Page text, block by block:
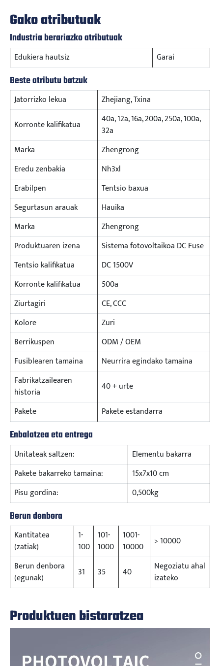
Gako atributuak
Industria berariazko atributuak
Edukiera hautsiz Garai
Beste atributu batzuk
Jatorrizko lekua
Zhejiang, Txina
Korronte kalifikatua
40a, 12a, 16a, 200a, 250a, 100a,
32a
Marka
Zhengrong
Eredu zenbakia
Nh3xl
Erabilpen
Tentsio baxua
Segurtasun arauak
Hauika
Marka
Zhengrong
Produktuaren izena
Sistema fotovoltaikoa DC Fuse
Tentsio kalifikatua
DC 1500V
Korronte kalifikatua
500a
Ziurtagiri
CE, CCC
Kolore
Zuri
Berrikuspen
ODM / OEM
Fusiblearen tamaina
Neurrira egindako tamaina
Fabrikatzailearen
historia
40 + urte
Pakete
Pakete estandarra
Enbalatzea eta entrega
Unitateak saltzen:
Elementu bakarra
Pakete bakarreko tamaina:
15x7x10 cm
Pisu gordina:
0,500kg
Berun denbora
Kantitatea
(zatiak)
1-
100
101-
1000
1001-
10000
> 10000
Berun denbora
(egunak)
31 35 40
Negoziatu ahal
izateko
Produktuen bistaratzea